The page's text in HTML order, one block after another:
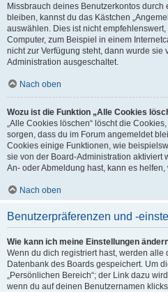
Missbrauch deines Benutzerkontos
bleiben, kannst du das Kästchen
auswählen. Dies ist nicht
Computer, zum Beispiel in einem
nicht zur Verfügung steht, dann wurde sie
Administration ausgeschaltet.
Nach oben
Wozu ist die Funktion „Alle Cookies
„Alle Cookies löschen“ löscht die
sorgen, dass du im Forum angemeldet
Cookies einige Funktionen, wie
sie von der Board-Administration aktiviert
An- oder Abmeldung hast, kann es
Nach oben
Benutzerpräferenzen und -
Wie kann ich meine Einstellungen
Wenn du dich registriert hast, werden
Datenbank des Boards gespeichert. Um
„Persönlichen Bereich“; der Link dazu
wenn du auf deinen Benutzernamen